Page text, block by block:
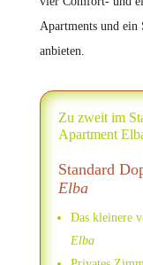
Apartments und
anbieten.
Zu zweit im
Apartment
Standard
Elba
Das kleinere
Elba